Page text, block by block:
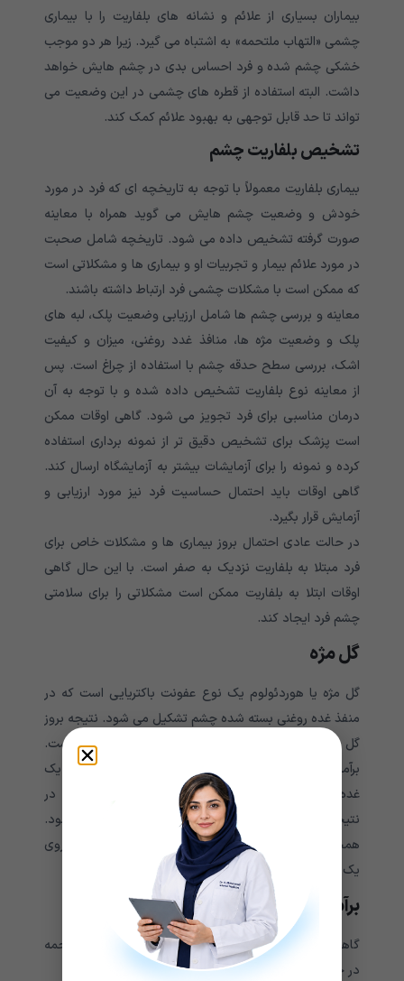
بیماران بسیاری از علائم و نشانه های بلفاریت را با بیماری
چشمی «التهاب ملتحمه» به اشتباه می گیرد. زیرا هر دو موجب
خشکی چشم شده و فرد احساس بدی در چشم هایش خواهد
داشت. البته استفاده از قطره های چشمی در این وضعیت می
تواند تا حد قابل توجهی به بهبود علائم کمک کند.
تشخیص بلفاریت چشم
بیماری بلفاریت معمولاً با توجه به تاریخچه ای که فرد در مورد
خودش و وضعیت چشم هایش می گوید همراه با معاینه
صورت گرفته تشخیص داده می شود. تاریخچه شامل صحبت
در مورد علائم بیمار و تجربیات او و بیماری ها و مشکلاتی است
که ممکن است با مشکلات چشمی فرد ارتباط داشته باشند.
معاینه و بررسی چشم ها شامل ارزیابی وضعیت پلک، لبه های
پلک و وضعیت مژه ها، منافذ غدد روغنی، میزان و کیفیت
اشک، بررسی سطح حدقه چشم با استفاده از چراغ است. پس
از معاینه نوع بلفاریت تشخیص داده شده و با توجه به آن
درمان مناسبی برای فرد تجویز می شود. گاهی اوقات ممکن
است پزشک برای تشخیص دقیق تر از نمونه برداری استفاده
کرده و نمونه را برای آزمایشات بیشتر به آزمایشگاه ارسال کند.
گاهی اوقات باید احتمال حساسیت فرد نیز مورد ارزیابی و
آزمایش قرار بگیرد.
در حالت عادی احتمال بروز بیماری ها و مشکلات خاص برای
فرد مبتلا به بلفاریت نزدیک به صفر است. با این حال گاهی
اوقات ابتلا به بلفاریت ممکن است مشکلاتی را برای سلامتی
چشم فرد ایجاد کند.
گل مژه
گل مژه یا هوردئولوم یک نوع عفونت باکتریایی است که در
منفذ غده روغنی بسته شده چشم تشکیل می شود. نتیجه بروز
گل مژه احساس ورم و درد در گوشه یا کنار پلک ها است.
برآمدگی پلک یا ژآله چشم، شالازیون در صورت بسته شدن یک
غده روغنی یا تعداد بیشتری از آن ها اتفاق می افتد که در
نتیجه آن پلک فرد ورم کرده و تا حد زیادی بزرگ می شود.
همچنین گاهی اوقات ممکن است چندین برآمدگی پلک بر روی
یک یا هر دو پلک بیمار ایجاد شود.
برآمدگی ملتحمه
گاهی اوقات بلفاریت ممکن است باعث بروز برآمدگی ملتحمه
در چشم شود.